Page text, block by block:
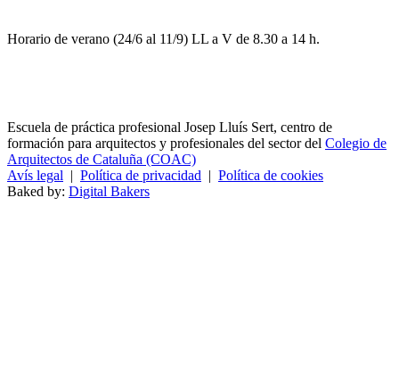
Horario de verano (24/6 al 11/9) LL a V de 8.30 a 14 h.
Escuela de práctica profesional Josep Lluís Sert, centro de
formación para arquitectos y profesionales del sector del Colegio de
Arquitectos de Cataluña (COAC)
Avís legal | Política de privacidad | Política de cookies
Baked by: Digital Bakers